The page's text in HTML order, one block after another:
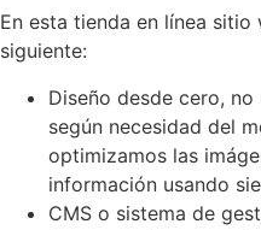
En esta tienda en línea
siguiente:
Diseño desde cero,
según necesidad del
optimizamos las
información usando
CMS o sistema de